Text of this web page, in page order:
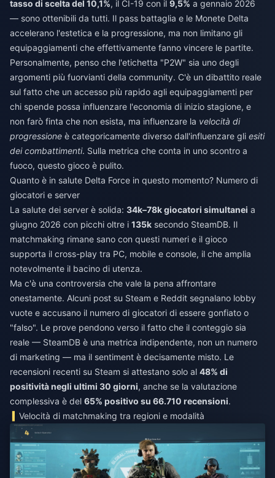
tasso di scelta del 10,1%, il CI-19 con il 9,5% a gennaio 2026
— sono ottenibili da tutti. Il pass battaglia e le Monete Delta
accelerano l'estetica e la progressione, ma non limitano gli
equipaggiamenti che effettivamente fanno vincere le partite.
Personalmente, penso che l'etichetta "P2W" sia uno degli
argomenti più fuorvianti della community. C'è un dibattito reale
sul fatto che un accesso più rapido agli equipaggiamenti per
chi spende possa influenzare l'economia di inizio stagione, e
non farò finta che non esista, ma influenzare la velocità di
progressione è categoricamente diverso dall'influenzare gli esiti
dei combattimenti. Sulla metrica che conta in uno scontro a
fuoco, questo gioco è pulito.
Quanto è in salute Delta Force in questo momento? Numero di
giocatori e server
La salute dei server è solida: 34k–78k giocatori simultanei a
giugno 2026 con picchi oltre i 135k secondo SteamDB. Il
matchmaking rimane sano con questi numeri e il gioco
supporta il cross-play tra PC, mobile e console, il che amplia
notevolmente il bacino di utenza.
Ma c'è una controversia che vale la pena affrontare
onestamente. Alcuni post su Steam e Reddit segnalano lobby
vuote e accusano il numero di giocatori di essere gonfiato o
"falso". Le prove pendono verso il fatto che il conteggio sia
reale — SteamDB è una metrica indipendente, non un numero
di marketing — ma il sentiment è decisamente misto. Le
recensioni recenti su Steam si attestano solo al 48% di
positività negli ultimi 30 giorni, anche se la valutazione
complessiva è del 65% positivo su 66.710 recensioni.
Velocità di matchmaking tra regioni e modalità